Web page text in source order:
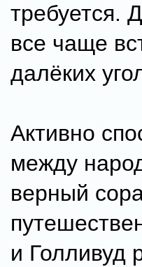
требуется.
все чаще
далёких
Активно
между
верный
и Голливуд